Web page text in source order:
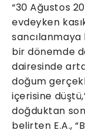
“30 Ağustos
evdeyken
sancılanmaya
bir dönemde
dairesinde
doğum
içerisine
doğduktan
belirten E.A.,